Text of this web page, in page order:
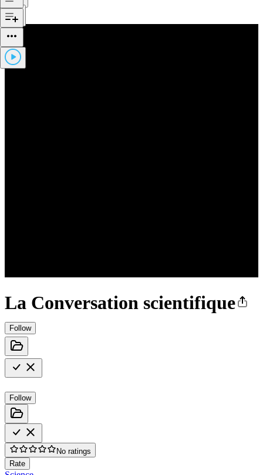
La Conversation scientifique
Follow
Follow
No ratings
Rate